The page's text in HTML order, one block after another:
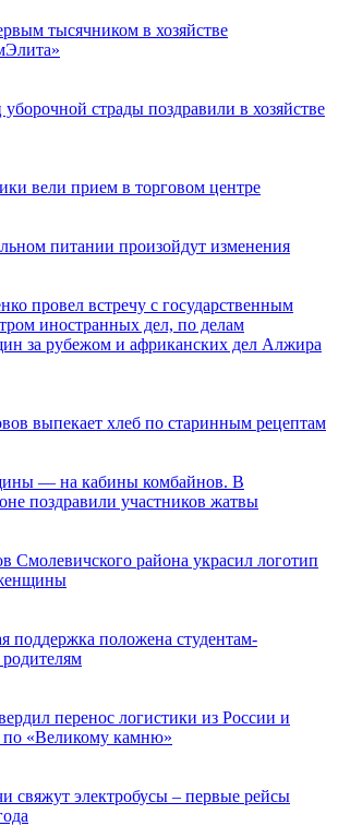
тысячником в хозяйстве
страды поздравили в хозяйстве
вели прием в торговом центре
питании произойдут изменения
провел встречу с государственным
иностранных дел, по делам
за рубежом и африканских дел Алжира
выпекает хлеб по старинным рецептам
— на кабины комбайнов. В
поздравили участников жатвы
Смолевичского района украсил логотип
поддержка положена студентам-
перенос логистики из России и
по «Великому камню»
свяжут электробусы – первые рейсы